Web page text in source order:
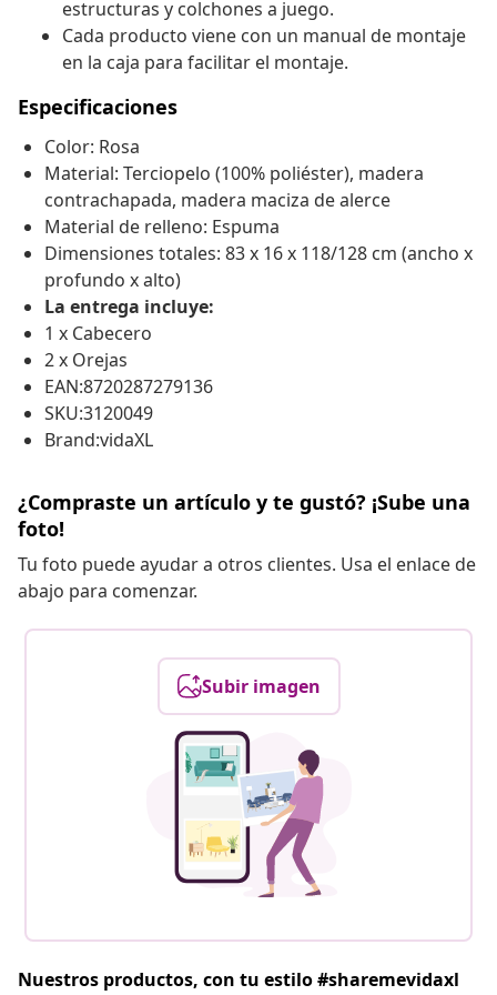
estructuras y colchones a juego.
Cada producto viene con un manual de montaje
en la caja para facilitar el montaje.
Especificaciones
Color: Rosa
Material: Terciopelo (100% poliéster), madera
contrachapada, madera maciza de alerce
Material de relleno: Espuma
Dimensiones totales: 83 x 16 x 118/128 cm (ancho x
profundo x alto)
La entrega incluye:
1 x Cabecero
2 x Orejas
EAN:8720287279136
SKU:3120049
Brand:vidaXL
¿Compraste un artículo y te gustó? ¡Sube una
foto!
Tu foto puede ayudar a otros clientes. Usa el enlace de
abajo para comenzar.
Subir imagen
Nuestros productos, con tu estilo #sharemevidaxl